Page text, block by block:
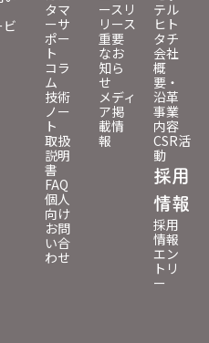
タマ
ーサ
ポー
ト
コラ
ム
技術
ノー
ト
取扱
説明
書
FAQ
個人
向け
お問
い合
わせ
ースリ
リース
重要
なお
知ら
せ
メディ
ア掲
載情
報
テル
ヒト
タチ
会社
概
要・
沿革
事業
内容
CSR活
動
採用
情報
採用
情報
エン
トリ
ー